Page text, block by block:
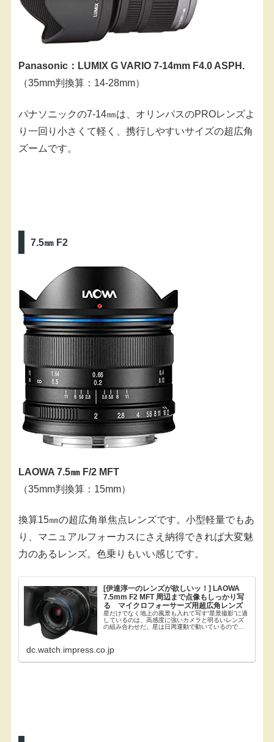
Panasonic：LUMIX G VARIO 7-14mm F4.0 ASPH.
（35mm判換算：14-28mm）
パナソニックの7-14㎜は、オリンパスのPROレンズよ
り一回り小さくて軽く、携行しやすいサイズの超広角
ズームです。
7.5㎜ F2
LAOWA 7.5㎜ F/2 MFT
（35mm判換算：15mm）
換算15㎜の超広角単焦点レンズです。小型軽量でもあ
り、マニュアルフォーカスにさえ納得できれば大変魅
力のあるレンズ。色乗りもいい感じです。
[伊達淳一のレンズが欲しいッ！] LAOWA
7.5mm F2 MFT 周辺まで点像もしっかり写
る マイクロフォーサーズ用超広角レンズ
星だけでなく地上の風景も入れて写す“星景撮影”に適
しているのは、高感度に強いカメラと明るいレンズ
の組み合わせだ。星は日周運動で動いているので、
30...
dc.watch.impress.co.jp